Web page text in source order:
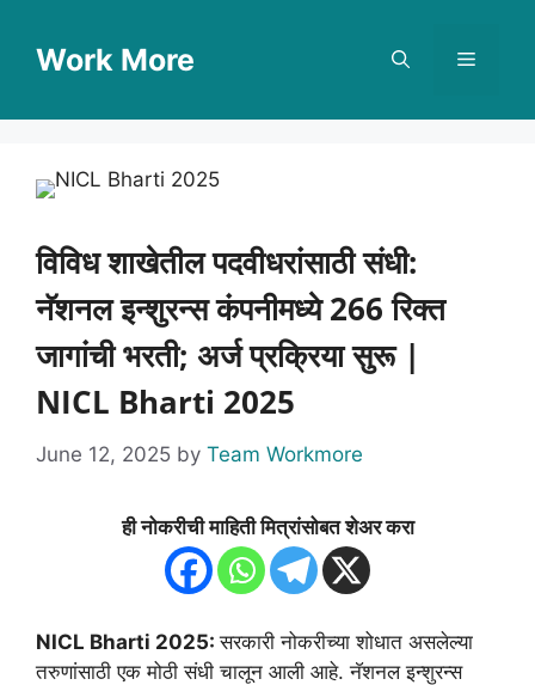
contentWork More Menu
विविध शाखेतील पदवीधरांसाठी संधी:
नॅशनल इन्शुरन्स कंपनीमध्ये 266 रिक्त
जागांची भरती; अर्ज प्रक्रिया सुरू |
NICL Bharti 2025
June 12, 2025 by Team Workmore
ही नोकरीची माहिती मित्रांसोबत शेअर करा
NICL Bharti 2025:सरकारी नोकरीच्या शोधात असलेल्या
तरुणांसाठी एक मोठी संधी चालून आली आहे. नॅशनल इन्शुरन्स